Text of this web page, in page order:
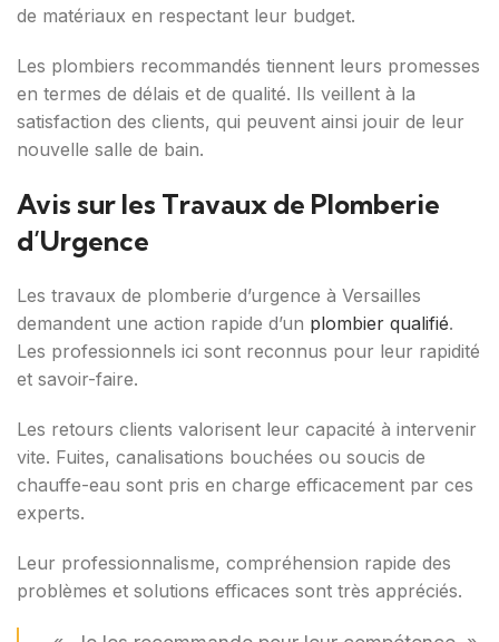
de matériaux en respectant leur budget.
Les plombiers recommandés tiennent leurs promesses
en termes de délais et de qualité. Ils veillent à la
satisfaction des clients, qui peuvent ainsi jouir de leur
nouvelle salle de bain.
Avis sur les Travaux de Plomberie
d’Urgence
Les travaux de plomberie d’urgence à Versailles
demandent une action rapide d’un plombier qualifié.
Les professionnels ici sont reconnus pour leur rapidité
et savoir-faire.
Les retours clients valorisent leur capacité à intervenir
vite. Fuites, canalisations bouchées ou soucis de
chauffe-eau sont pris en charge efficacement par ces
experts.
Leur professionnalisme, compréhension rapide des
problèmes et solutions efficaces sont très appréciés.